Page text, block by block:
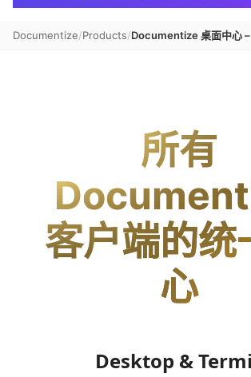
Documentize Products Documentize 桌面中心
所有
客户端的统
心
Desktop &